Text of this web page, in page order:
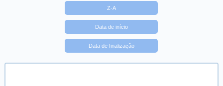
Z-A
Data de início
Data de finalização